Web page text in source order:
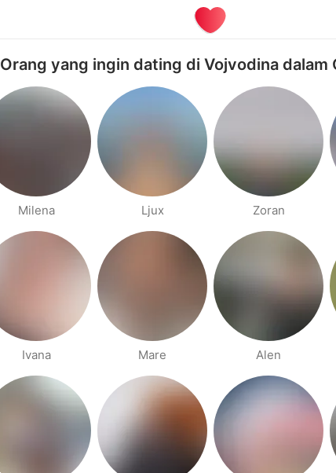
Orang yang ingin dating di Vojvodina dalam
Milena Ljux Zoran
Ivana Mare Alen